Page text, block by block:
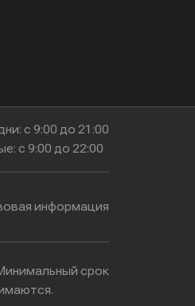
с 9:00 до 21:00
с 9:00 до 22:00
информация
срок